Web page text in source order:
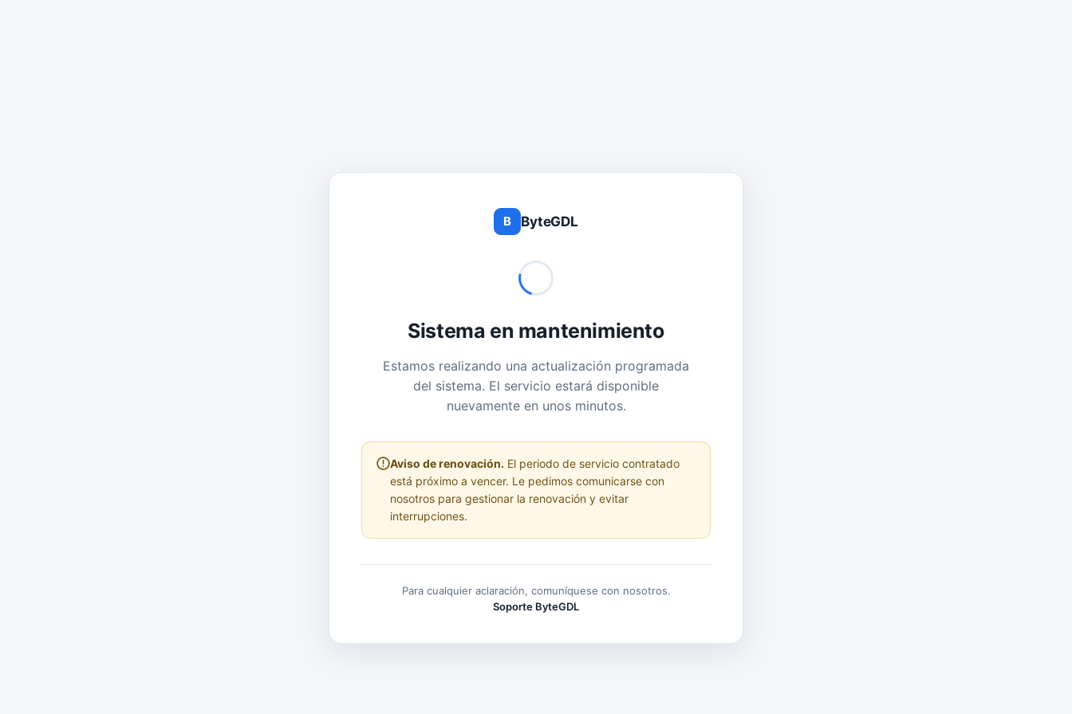
B ByteGDL
Sistema en mantenimiento
Estamos realizando una actualización programada
del sistema. El servicio estará disponible
nuevamente en unos minutos.
Aviso de renovación. El periodo de servicio contratado
está próximo a vencer. Le pedimos comunicarse con
nosotros para gestionar la renovación y evitar
interrupciones.
Para cualquier aclaración, comuníquese con nosotros.
Soporte ByteGDL